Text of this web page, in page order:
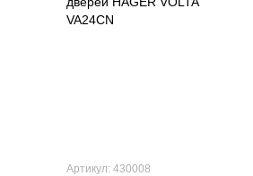
Артикул: 430008